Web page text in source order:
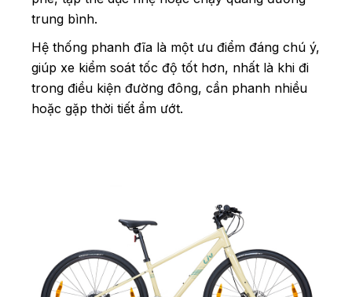
trung bình.
Hệ thống phanh đĩa là một ưu điểm đáng chú ý,
giúp xe kiểm soát tốc độ tốt hơn, nhất là khi đi
trong điều kiện đường đông, cần phanh nhiều
hoặc gặp thời tiết ẩm ướt.